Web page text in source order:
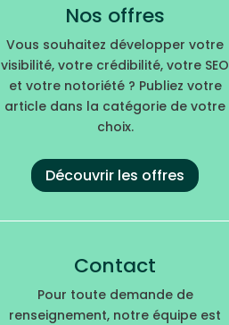
Nos offres
Vous souhaitez développer votre
visibilité, votre crédibilité, votre SEO
et votre notoriété ? Publiez votre
article dans la catégorie de votre
choix.
Découvrir les offres
Contact
Pour toute demande de
renseignement, notre équipe est